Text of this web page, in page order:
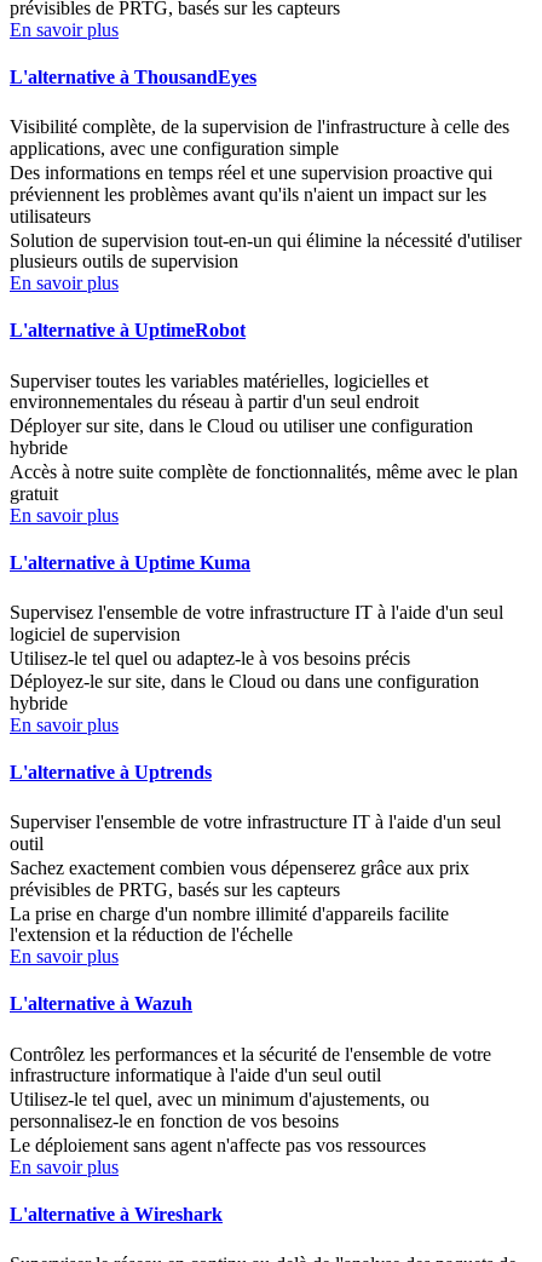
prévisibles de PRTG, basés sur les capteurs
En savoir plus
L'alternative à ThousandEyes
Visibilité complète, de la supervision de l'infrastructure à celle des
applications, avec une configuration simple
Des informations en temps réel et une supervision proactive qui
préviennent les problèmes avant qu'ils n'aient un impact sur les
utilisateurs
Solution de supervision tout-en-un qui élimine la nécessité d'utiliser
plusieurs outils de supervision
En savoir plus
L'alternative à UptimeRobot
Superviser toutes les variables matérielles, logicielles et
environnementales du réseau à partir d'un seul endroit
Déployer sur site, dans le Cloud ou utiliser une configuration
hybride
Accès à notre suite complète de fonctionnalités, même avec le plan
gratuit
En savoir plus
L'alternative à Uptime Kuma
Supervisez l'ensemble de votre infrastructure IT à l'aide d'un seul
logiciel de supervision
Utilisez-le tel quel ou adaptez-le à vos besoins précis
Déployez-le sur site, dans le Cloud ou dans une configuration
hybride
En savoir plus
L'alternative à Uptrends
Superviser l'ensemble de votre infrastructure IT à l'aide d'un seul
outil
Sachez exactement combien vous dépenserez grâce aux prix
prévisibles de PRTG, basés sur les capteurs
La prise en charge d'un nombre illimité d'appareils facilite
l'extension et la réduction de l'échelle
En savoir plus
L'alternative à Wazuh
Contrôlez les performances et la sécurité de l'ensemble de votre
infrastructure informatique à l'aide d'un seul outil
Utilisez-le tel quel, avec un minimum d'ajustements, ou
personnalisez-le en fonction de vos besoins
Le déploiement sans agent n'affecte pas vos ressources
En savoir plus
L'alternative à Wireshark